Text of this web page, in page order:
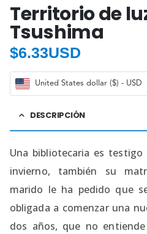
Territorio de
Tsushima
$6.33USD
United States dollar ($) - USD
DESCRIPCIÓN
Una bibliotecaria es
invierno, también su
marido le ha pedido que
obligada a comenzar una
dos años, que no